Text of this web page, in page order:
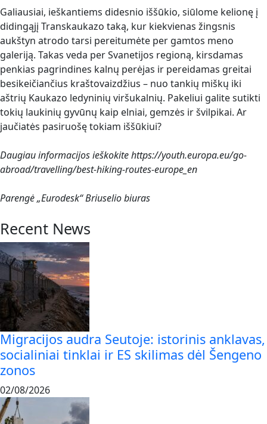
Galiausiai, ieškantiems didesnio iššūkio, siūlome kelionę į
didingąjį Transkaukazo taką, kur kiekvienas žingsnis
aukštyn atrodo tarsi pereitumėte per gamtos meno
galeriją. Takas veda per Svanetijos regioną, kirsdamas
penkias pagrindines kalnų perėjas ir pereidamas greitai
besikeičiančius kraštovaizdžius – nuo tankių miškų iki
aštrių Kaukazo ledyninių viršukalnių. Pakeliui galite sutikti
tokių laukinių gyvūnų kaip elniai, gemzės ir švilpikai. Ar
jaučiatės pasiruošę tokiam iššūkiui?
Daugiau informacijos ieškokite https://youth.europa.eu/go-
abroad/travelling/best-hiking-routes-europe_en
Parengė „Eurodesk“ Briuselio biuras
Recent News
Migracijos audra Seutoje: istorinis anklavas,
socialiniai tinklai ir ES skilimas dėl Šengeno
zonos
02/08/2026